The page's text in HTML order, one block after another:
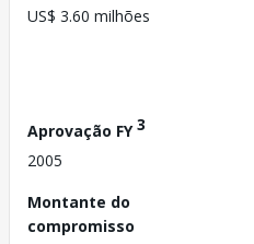
US$ 3.60 milhões
Aprovação FY3
2005
Montante do
compromisso